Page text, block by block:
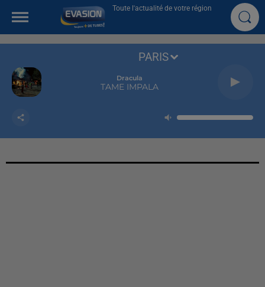
Toute l'actualité de votre région
Dracula
TAME IMPALA
PARIS